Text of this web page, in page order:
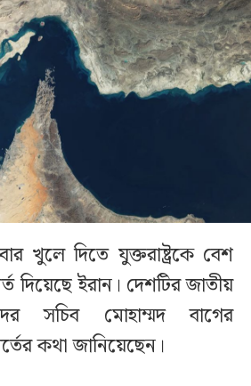
খুলে দিতে যুক্তরাষ্ট্রকে বেশ
ইরান। দেশটির জাতীয়
সচিব মোহাম্মদ বাগের
কথা জানিয়েছেন।